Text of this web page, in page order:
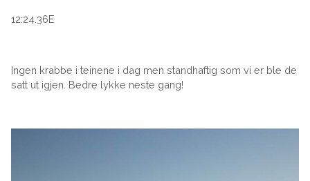
12:24.36E
Ingen krabbe i teinene i dag men standhaftig som vi er ble de
satt ut igjen. Bedre lykke neste gang!